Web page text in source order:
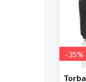
-35%